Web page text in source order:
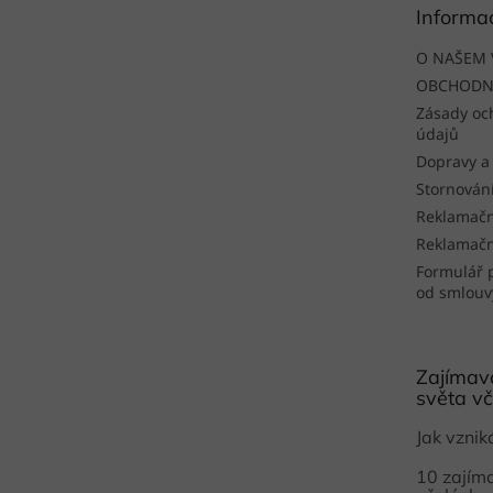
O NAŠEM
Zásady
údajů
Dopravy
Formulář
od
světa
Jak
10